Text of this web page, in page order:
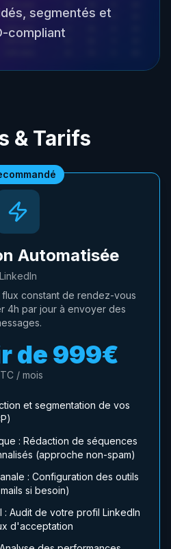
segmentés et
compliant
& Tarifs
Automatisée
LinkedIn
constant de rendez-vous
4h par jour à envoyer des
de 999€
/ mois
et segmentation de vos
: Rédaction de séquences
(approche non-spam)
: Configuration des outils
si besoin)
: Audit de votre profil LinkedIn
d'acceptation